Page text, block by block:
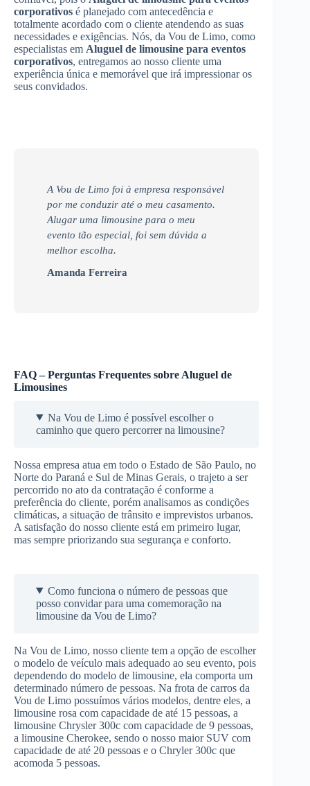
corporativos é planejado com antecedência e
totalmente acordado com o cliente atendendo as suas
necessidades e exigências. Nós, da Vou de Limo, como
especialistas em Aluguel de limousine para eventos
corporativos, entregamos ao nosso cliente uma
experiência única e memorável que irá impressionar os
seus convidados.
A Vou de Limo foi à empresa responsável
por me conduzir até o meu casamento.
Alugar uma limousine para o meu
evento tão especial, foi sem dúvida a
melhor escolha.
Amanda Ferreira
FAQ – Perguntas Frequentes sobre Aluguel de
Limousines
Na Vou de Limo é possível escolher o
caminho que quero percorrer na limousine?
Nossa empresa atua em todo o Estado de São Paulo, no
Norte do Paraná e Sul de Minas Gerais, o trajeto a ser
percorrido no ato da contratação é conforme a
preferência do cliente, porém analisamos as condições
climáticas, a situação de trânsito e imprevistos urbanos.
A satisfação do nosso cliente está em primeiro lugar,
mas sempre priorizando sua segurança e conforto.
Como funciona o número de pessoas que
posso convidar para uma comemoração na
limousine da Vou de Limo?
Na Vou de Limo, nosso cliente tem a opção de escolher
o modelo de veículo mais adequado ao seu evento, pois
dependendo do modelo de limousine, ela comporta um
determinado número de pessoas. Na frota de carros da
Vou de Limo possuímos vários modelos, dentre eles, a
limousine rosa com capacidade de até 15 pessoas, a
limousine Chrysler 300c com capacidade de 9 pessoas,
a limousine Cherokee, sendo o nosso maior SUV com
capacidade de até 20 pessoas e o Chryler 300c que
acomoda 5 pessoas.